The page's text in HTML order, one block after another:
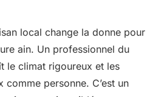
local change la donne pour
ain. Un professionnel du
le climat rigoureux et les
comme personne. C’est un